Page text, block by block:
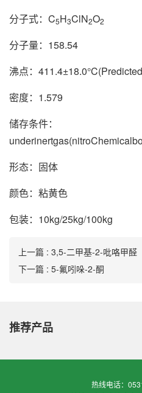
分子式：C5H3ClN2O2
分子量：158.54
沸点：
密度：1.579
储存条件：
形态：固体
颜色：粘黄色
包装：10kg/25kg/100kg
上一篇 : 3,5-二甲基-2-吡咯甲醛
下一篇 : 5-氟吲哚-2-酮
推荐产品
热线电话：